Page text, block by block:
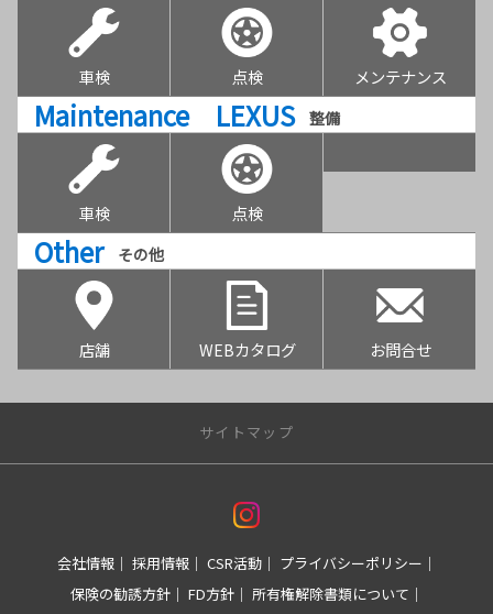
車検 点検 メンテナンス
Maintenance LEXUS 整備
車検 点検
Other その他
店舗 WEBカタログ お問合せ
サイトマップ
東大和店
パルスやまと店
会社情報 採用情報 CSR活動
プライバシーポリシー
保険の勧誘方針
FD方針 所有権解除書類について